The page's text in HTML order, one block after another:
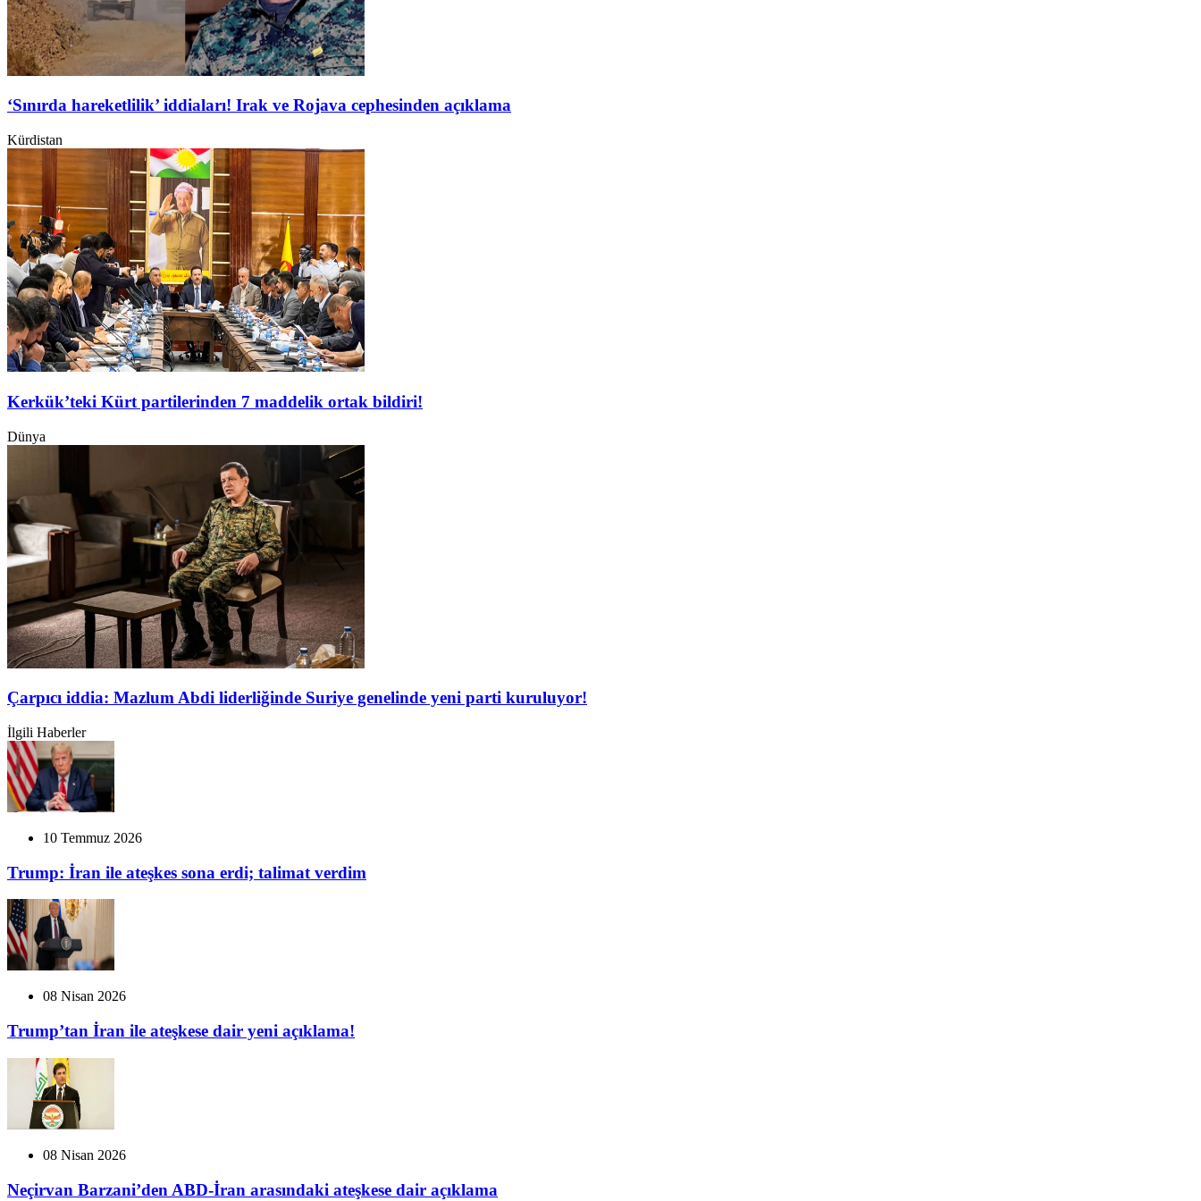
‘Sınırda hareketlilik’ iddiaları! Irak ve Rojava cephesinden açıklama
Kürdistan
Kerkük’teki Kürt partilerinden 7 maddelik ortak bildiri!
Dünya
Çarpıcı iddia: Mazlum Abdi liderliğinde Suriye genelinde yeni parti kuruluyor!
İlgili Haberler
10 Temmuz 2026
Trump: İran ile ateşkes sona erdi; talimat verdim
08 Nisan 2026
Trump’tan İran ile ateşkese dair yeni açıklama!
08 Nisan 2026
Neçirvan Barzani’den ABD-İran arasındaki ateşkese dair açıklama